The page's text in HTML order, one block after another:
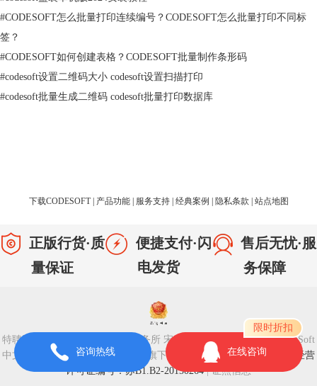
在某些情况下，我们可能会遇到条形码宽度过长的问题。以下是使用
1、调整宽窄条比例：条形码宽度过长的一个原因可能是宽窄条之间的比
例不合适。我们可以尝试调整宽窄条比例，例如减小宽条的宽度或增加窄
2、缩小字符间距：字符间距过大可能导致条形码宽度过长。我们可以适
当缩小字符间距，以降低条形码宽度。
3、选择更紧凑的编码方式：某些条形码类型具有不同的编码方式，这些
编码方式在表示相同数据时可能会导致条形码宽度不同。尝试选择更紧凑
#CODESOFT怎么批量打印连续编号？CODESOFT怎么批量打印不同标
签？
#CODESOFT如何创建表格？CODESOFT批量制作条形码
#codesoft设置二维码大小 codesoft设置扫描打印
#codesoft批量生成二维码 codesoft批量打印数据库
下载CODESOFT | 产品功能 | 服务支持 | 经典案例 | 隐私条款 | 站点地图
正版行货·质
量保证
便捷支付·闪
电发货
售后无忧·服
务保障
特聘法律顾问：江苏政纬律师事务所 宋红波 | Copyright © 2020 CodeSoft
中文版 -苏州苏杰思网络有限公司旗下网站
苏ICP备14036386号-28
经营
许可证编号：苏B1.B2-20150264|证照信息
咨询热线 在线咨询
限时折扣